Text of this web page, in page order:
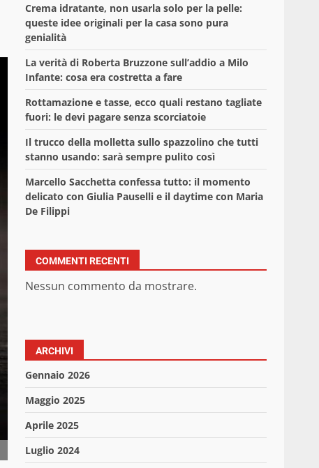
Crema idratante, non usarla solo per la pelle:
queste idee originali per la casa sono pura
genialità
La verità di Roberta Bruzzone sull’addio a Milo
Infante: cosa era costretta a fare
Rottamazione e tasse, ecco quali restano tagliate
fuori: le devi pagare senza scorciatoie
Il trucco della molletta sullo spazzolino che tutti
stanno usando: sarà sempre pulito così
Marcello Sacchetta confessa tutto: il momento
delicato con Giulia Pauselli e il daytime con Maria
De Filippi
COMMENTI RECENTI
Nessun commento da mostrare.
ARCHIVI
Gennaio 2026
Maggio 2025
Aprile 2025
Luglio 2024